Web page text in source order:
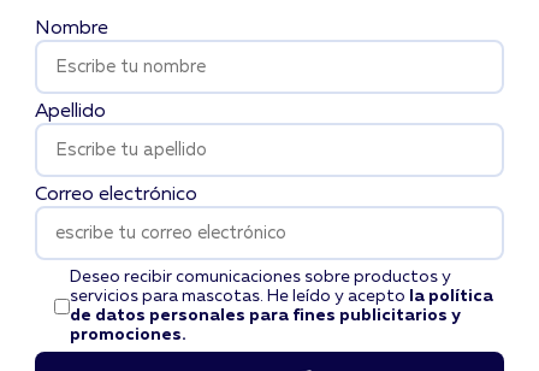
Nombre
Apellido
Correo electrónico
Deseo recibir comunicaciones sobre productos y
servicios para mascotas. He leído y acepto
la política
de datos personales para fines publicitarios y
promociones.